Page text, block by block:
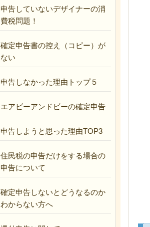
申告していないデザイナーの消
費税問題！
確定申告書の控え（コピー）が
ない
申告しなかった理由トップ５
エアビーアンドビーの確定申告
申告しようと思った理由TOP3
住民税の申告だけをする場合の
申告について
確定申告しないとどうなるのか
わからない方へ